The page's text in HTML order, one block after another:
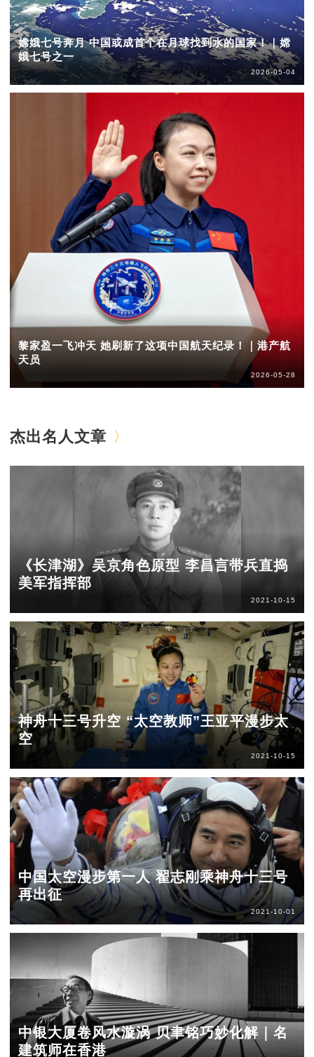
嫦娥七号奔月 中国或成首个在月球找到水的国家！｜嫦
娥七号之一
2026-05-04
黎家盈一飞冲天 她刷新了这项中国航天纪录！｜港产航
天员
2026-05-28
杰出名人文章
《长津湖》吴京角色原型 李昌言带兵直捣
美军指挥部
2021-10-15
神舟十三号升空 “太空教师”王亚平漫步太
空
2021-10-15
中国太空漫步第一人 翟志刚乘神舟十三号
再出征
2021-10-01
中银大厦卷风水漩涡 贝聿铭巧妙化解｜名
建筑师在香港